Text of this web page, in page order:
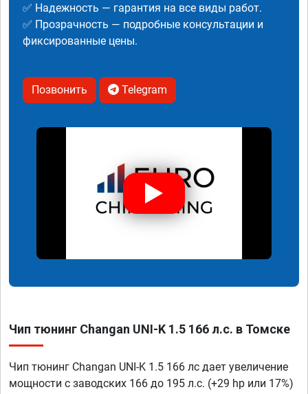
✅ Надежность — гарантия на все виды работ.
✅ Прозрачность — подробные консультации и
фиксированные цены.
Позвонить Telegram
Чип тюнинг Changan UNI-K 1.5 166 л.с. в Томске
Чип тюнинг Changan UNI-K 1.5 166 лс дает увеличение
мощности с заводских 166 до 195 л.с. (+29 hp или 17%)